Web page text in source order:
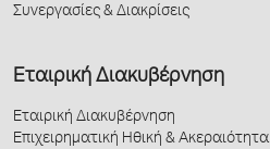
Συνεργασίες & Διακρίσεις
Εταιρική Διακυβέρνηση
Εταιρική Διακυβέρνηση
Επιχειρηματική Ηθική & Ακεραιότητα